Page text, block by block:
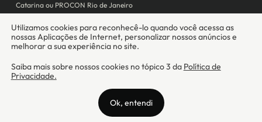
Catarina ou PROCON Rio de Janeiro
prestando os serviços de abertura de conta pós-paga (cartões de
crédito), conforme a regulação vigente.